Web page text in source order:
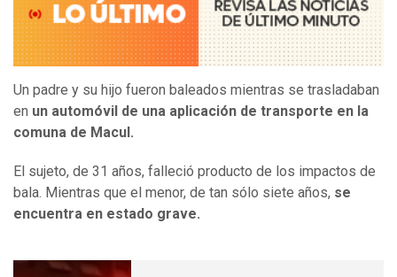
Un padre y su hijo fueron baleados mientras se trasladaban
en un automóvil de una aplicación de transporte en la
comuna de Macul.
El sujeto, de 31 años, falleció producto de los impactos de
bala. Mientras que el menor, de tan sólo siete años, se
encuentra en estado grave.